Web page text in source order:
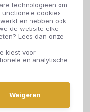
technologieën om
cookies
en hebben ook
de website elke
Lees dan onze
kiest voor
en analytische
Weigeren
5
- 17:00